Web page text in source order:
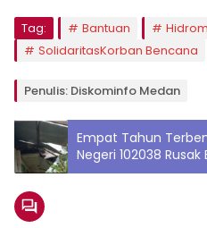
Tag: Bantuan
SolidaritasKorban Bencana
Penulis: Diskominfo Medan
Empat Tahun
Negeri 102038
Harap Perhatian